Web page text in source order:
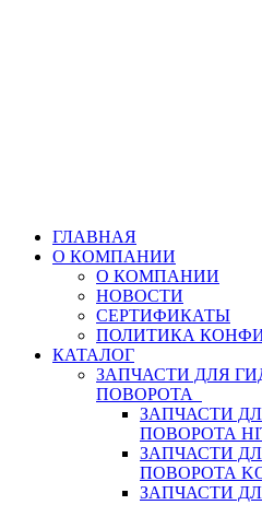
ГЛАВНАЯ
О КОМПАНИИ
О КОМПАНИИ
НОВОСТИ
СЕРТИФИКАТЫ
ПОЛИТИКА
КАТАЛОГ
ЗАПЧАСТИ ДЛЯ
ПОВОРОТА
ЗАПЧАСТИ
ПОВОРОТА
ЗАПЧАСТИ
ПОВОРОТА
ЗАПЧАСТИ